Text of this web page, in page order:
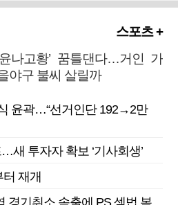
스포츠 +
윤나고황’ 꿈틀댄다…거인 가
야구 불씨 살릴까
윤곽…“선거인단 192→2만
새 투자자 확보 ‘기사회생’
재개